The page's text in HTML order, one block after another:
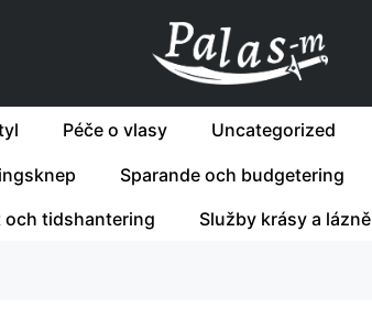
Péče o vlasy Uncategorized
Sparande och budgetering
tidshantering
Služby krásy a lázně